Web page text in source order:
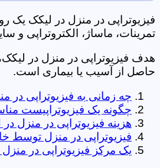
فیزیوتراپی در منزل در لیکک
تمرینات، ماساژ، الکتروتراپی و سایر ابزارهای
هدف فیزیوتراپی در منزل در
حاصل از آسیب یا بیماری است.
چه زمانی به فیزیوتراپی در
چگونه یک فیزیوتراپیست
هزینه فیزیوتراپی در منزل
فیزیوتراپی در منزل توسط
یک مرکز فیزیوتراپی در